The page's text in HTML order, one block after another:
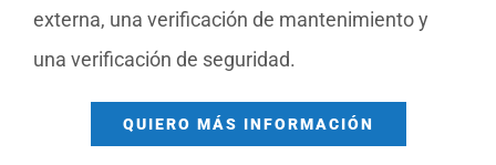
externa, una verificación de mantenimiento y
una verificación de seguridad.
QUIERO MÁS INFORMACIÓN